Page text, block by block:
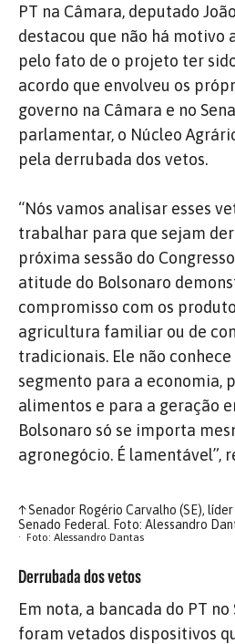
PT na Câmara, deputado
destacou que não há motivo
pelo fato de o projeto ter
acordo que envolveu os
governo na Câmara e no
parlamentar, o Núcleo
pela derrubada dos vetos.
“Nós vamos analisar esses
trabalhar para que sejam
próxima sessão do
atitude do Bolsonaro
compromisso com os
agricultura familiar ou de
tradicionais. Ele não
segmento para a economia,
alimentos e para a geração
Bolsonaro só se importa
agronegócio. É lamentável”,
↑Senador Rogério Carvalho (SE),
Senado Federal. Foto: Alessandro
Foto: Alessandro Dantas
Derrubada dos vetos
Em nota, a bancada do PT
foram vetados dispositivos